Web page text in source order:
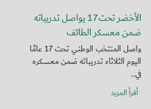
الأخضر تحت17 يواصل تدريباته
ضمن معسكر الطائف
واصل المنتخب الوطني تحت 17 عامًا
اليوم الثلاثاء تدريباته ضمن معسكره
في...
أقرأ المزيد